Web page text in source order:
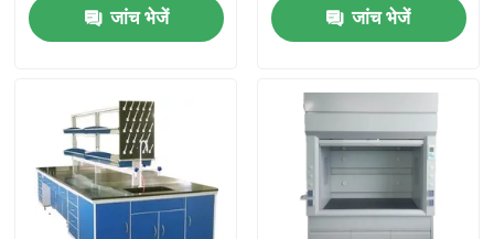
स्कूल प्रयोगशाला फर्नीचर
प्रयोगशाला द्वीप बेंच
जांच भेजें जांच भेजें